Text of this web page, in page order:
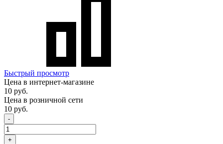
Быстрый просмотр
Цена в интернет-магазине
10 руб.
Цена в розничной сети
10 руб.
-
+